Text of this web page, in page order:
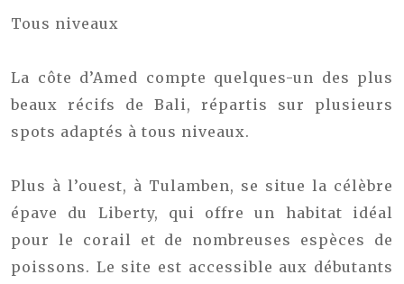
Tous niveaux
La côte d’Amed compte quelques-un des plus
beaux récifs de Bali, répartis sur plusieurs
spots adaptés à tous niveaux.
Plus à l’ouest, à Tulamben, se situe la célèbre
épave du Liberty, qui offre un habitat idéal
pour le corail et de nombreuses espèces de
poissons. Le site est accessible aux débutants